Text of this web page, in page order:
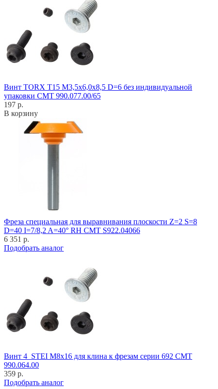
Винт TORX T15 M3,5x6,0x8,5 D=6 без индивидуальной
упаковки CMT 990.077.00/65
197 р.
В корзину
Фреза специальная для выравнивания плоскости Z=2 S=8
D=40 I=7/8,2 A=40° RH CMT S922.04066
6 351 р.
Подобрать аналог
Винт 4_STEI M8x16 для клина к фрезам серии 692 CMT
990.064.00
359 р.
Подобрать аналог